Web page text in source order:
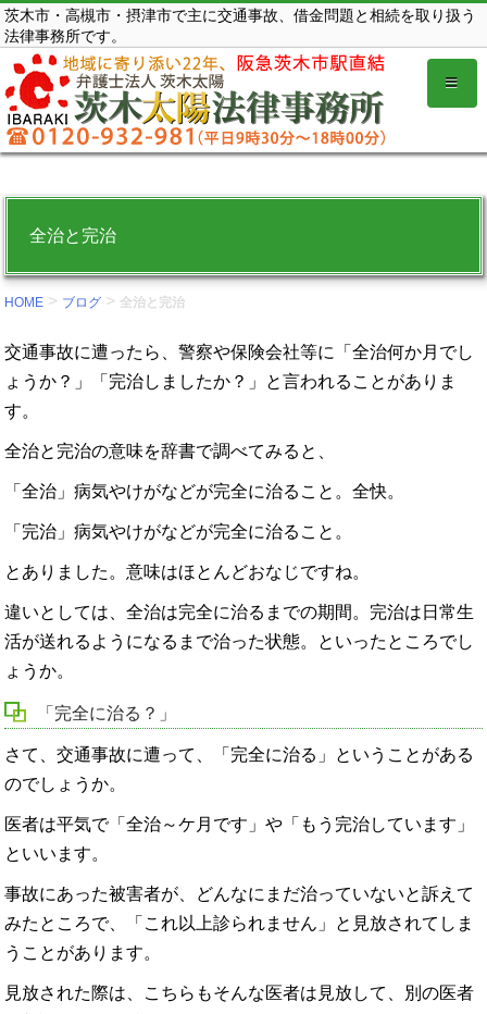
コ
ン
テ
ン
ツ
を
る。
茨木市・高槻市・摂津市で主に交通事故、借金問題と相続を取り扱う
法律事務所です。
全治と完治
HOME > ブログ > 全治と完治
交通事故に遭ったら、警察や保険会社等に「全治何か月でし
ょうか？」「完治しましたか？」と言われることがありま
す。
全治と完治の意味を辞書で調べてみると、
「全治」病気やけがなどが完全に治ること。全快。
「完治」病気やけがなどが完全に治ること。
とありました。意味はほとんどおなじですね。
違いとしては、全治は完全に治るまでの期間。完治は日常生
活が送れるようになるまで治った状態。といったところでし
ょうか。
「完全に治る？」
さて、交通事故に遭って、「完全に治る」ということがある
のでしょうか。
医者は平気で「全治～ケ月です」や「もう完治しています」
といいます。
事故にあった被害者が、どんなにまだ治っていないと訴えて
みたところで、「これ以上診られません」と見放されてしま
うことがあります。
見放された際は、こちらもそんな医者は見放して、別の医者